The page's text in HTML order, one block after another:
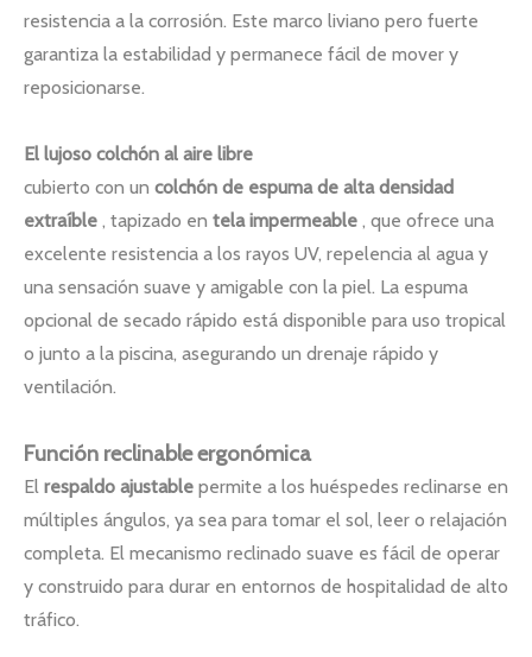
resistencia a la corrosión. Este marco liviano pero fuerte
garantiza la estabilidad y permanece fácil de mover y
reposicionarse.
El lujoso colchón al aire libre
cubierto con un colchón de espuma de alta densidad
extraíble , tapizado en tela impermeable , que ofrece una
excelente resistencia a los rayos UV, repelencia al agua y
una sensación suave y amigable con la piel. La espuma
opcional de secado rápido está disponible para uso tropical
o junto a la piscina, asegurando un drenaje rápido y
ventilación.
Función reclinable ergonómica
El respaldo ajustable permite a los huéspedes reclinarse en
múltiples ángulos, ya sea para tomar el sol, leer o relajación
completa. El mecanismo reclinado suave es fácil de operar
y construido para durar en entornos de hospitalidad de alto
tráfico.